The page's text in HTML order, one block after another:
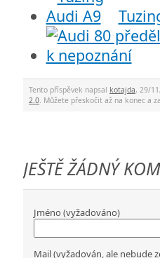
Tento příspěvek napsal kotajda, 29/
2.0. Můžete přeskočit až na konec a
JEŠTĚ ŽÁDNÝ
Jméno (vyžadováno)
Mail (vyžadován, ale nebude